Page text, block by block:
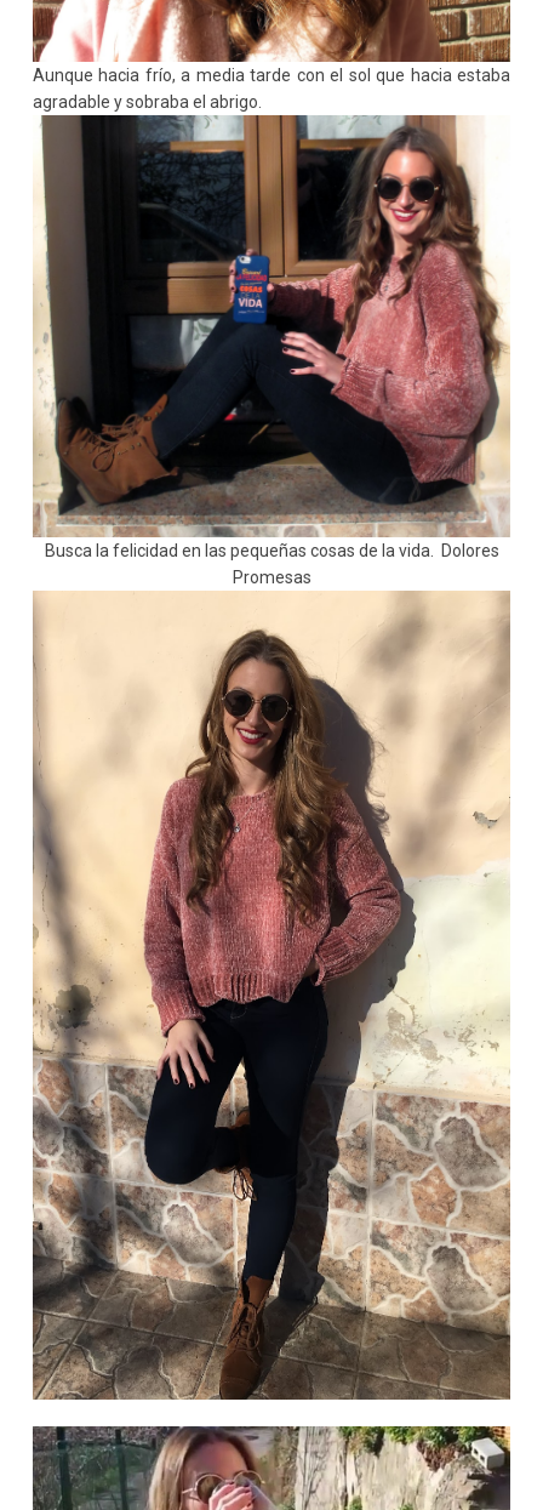
Aunque hacia frío, a media tarde con el sol que hacia estaba
agradable y sobraba el abrigo.
Busca la felicidad en las pequeñas cosas de la vida. Dolores
Promesas